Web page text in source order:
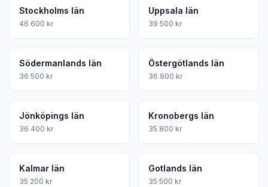
Stockholms län
46 600 kr
Uppsala län
39 500 kr
Södermanlands län
36 500 kr
Östergötlands län
36 900 kr
Jönköpings län
36 400 kr
Kronobergs län
35 800 kr
Kalmar län
35 200 kr
Gotlands län
35 500 kr